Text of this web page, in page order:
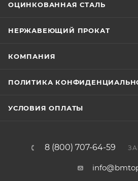
ОЦИНКОВАННАЯ СТАЛЬ
НЕРЖАВЕЮЩИЙ ПРОКАТ
КОМПАНИЯ
ПОЛИТИКА
УСЛОВИЯ ОПЛАТЫ
8 (800) 707-64-59